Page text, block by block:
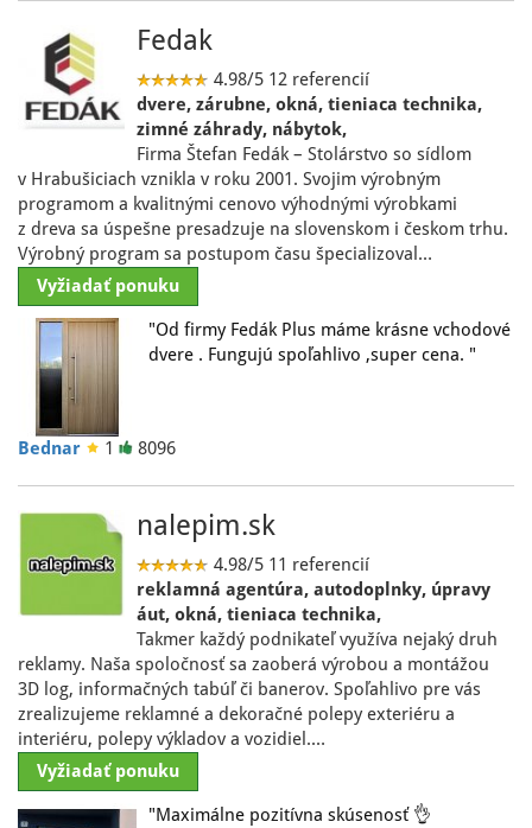
Fedak
4.98/5 12 referencií
dvere, zárubne, okná, tieniaca technika,
zimné záhrady, nábytok,
Firma Štefan Fedák – Stolárstvo so sídlom
v Hrabušiciach vznikla v roku 2001. Svojim výrobným
programom a kvalitnými cenovo výhodnými výrobkami
z dreva sa úspešne presadzuje na slovenskom i českom trhu.
Výrobný program sa postupom času špecializoval…
Vyžiadať ponuku
"Od firmy Fedák Plus máme krásne vchodové
dvere . Fungujú spoľahlivo ,super cena. "
Bednar 1 8096
nalepim.sk
4.98/5 11 referencií
reklamná agentúra, autodoplnky, úpravy
áut, okná, tieniaca technika,
Takmer každý podnikateľ využíva nejaký druh
reklamy. Naša spoločnosť sa zaoberá výrobou a montážou
3D log, informačných tabúľ či banerov. Spoľahlivo pre vás
zrealizujeme reklamné a dekoračné polepy exteriéru a
interiéru, polepy výkladov a vozidiel.…
Vyžiadať ponuku
"Maximálne pozitívna skúsenosť 👌